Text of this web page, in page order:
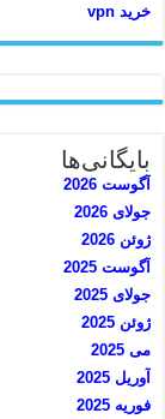
خرید vpn
بایگانی‌ها
آگوست 2026
جولای 2026
ژوئن 2026
آگوست 2025
جولای 2025
ژوئن 2025
می 2025
آوریل 2025
فوریه 2025